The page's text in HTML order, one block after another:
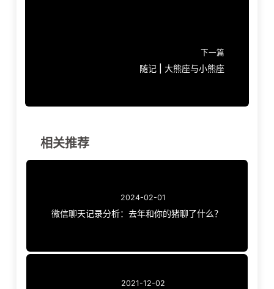
下一篇
随记 | 大熊座与小熊座
相关推荐
2024-02-01
微信聊天记录分析：去年和你的猪聊了什么？
2021-12-02